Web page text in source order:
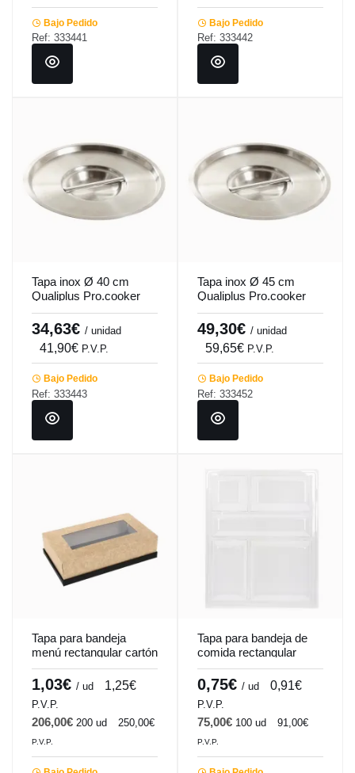
Bajo Pedido
Ref: 333441
Bajo Pedido
Ref: 333442
Tapa inox Ø 40 cm
Qualiplus Pro.cooker
34,63€ / unidad
41,90€ P.V.P.
Bajo Pedido
Ref: 333443
Tapa inox Ø 45 cm
Qualiplus Pro.cooker
49,30€ / unidad
59,65€ P.V.P.
Bajo Pedido
Ref: 333452
Tapa para bandeja
menú rectangular cartón
36,6x26,8 cm
Pro.mundi
1,03€ / ud 1,25€
P.V.P.
206,00€ 200 ud 250,00€
P.V.P.
Tapa para bandeja de
comida rectangular
transparente plástico
32,5x26,5x4,6 cm
Pro.mundi
0,75€ / ud 0,91€
P.V.P.
75,00€ 100 ud 91,00€
P.V.P.